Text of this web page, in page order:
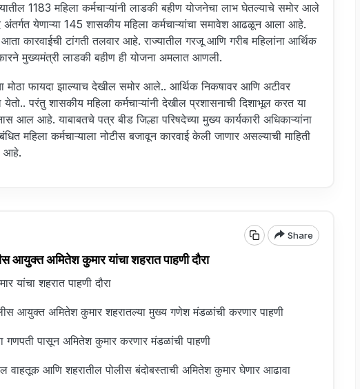
1183 महिला कर्मचाऱ्यांनी लाडकी बहीण योजनेचा लाभ घेतल्याचे समोर आले
अंतर्गत येणाऱ्या 145 शासकीय महिला कर्मचाऱ्यांचा समावेश आढळून आला आहे.
आता कारवाईची टांगती तलवार आहे. राज्यातील गरजू आणि गरीब महिलांना आर्थिक
मुख्यमंत्री लाडकी बहीण ही योजना अमलात आणली.
मोठा फायदा झाल्याच देखील समोर आले.. आर्थिक निकषावर आणि अटीवर
परंतु शासकीय महिला कर्मचाऱ्यांनी देखील प्रशासनाची दिशाभूल करत या
आल आहे. याबाबतचे पत्र बीड जिल्हा परिषदेच्या मुख्य कार्यकारी अधिकाऱ्यांना
महिला कर्मचाऱ्याला नोटीस बजावून कारवाई केली जाणार असल्याची माहिती
आहे.
Share
अमितेश कुमार यांचा शहरात पाहणी दौरा
यांचा शहरात पाहणी दौरा
आयुक्त अमितेश कुमार शहरातल्या मुख्य गणेश मंडळांची करणार पाहणी
गणपती पासून अमितेश कुमार करणार मंडळांची पाहणी
वाहतूक आणि शहरातील पोलीस बंदोबस्ताची अमितेश कुमार घेणार आढावा